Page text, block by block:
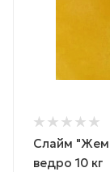
Слайм
ведро 10 кг